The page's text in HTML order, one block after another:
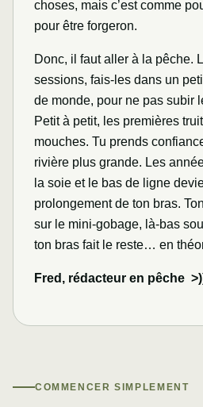
choses, mais c’est comme
pour être forgeron.
Donc, il faut aller à la pêche.
sessions, fais-les dans un
de monde, pour ne pas subir
Petit à petit, les premières
mouches. Tu prends
rivière plus grande. Les
la soie et le bas de ligne
prolongement de ton bras.
sur le mini-gobage, là-bas
ton bras fait le reste… en
Fred, rédacteur en pêche
COMMENCER SIMPLEMENT